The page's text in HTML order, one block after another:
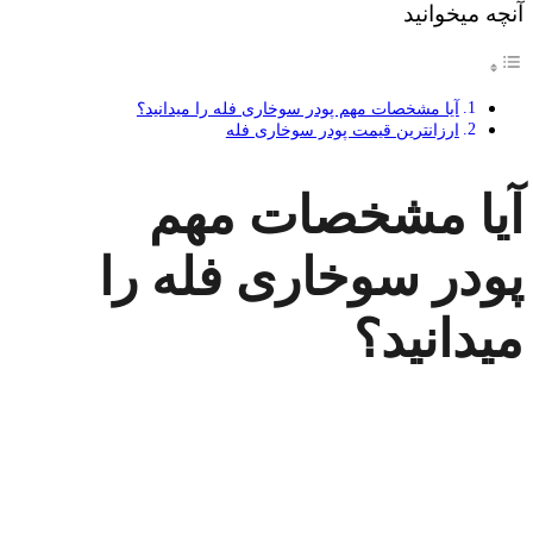
آنچه میخوانید
آیا مشخصات مهم پودر سوخاری فله را میدانید؟
ارزانترین قیمت پودر سوخاری فله
آیا مشخصات مهم
پودر سوخاری فله را
میدانید؟